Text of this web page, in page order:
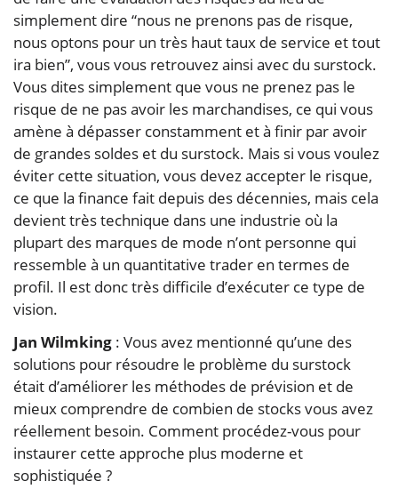
simplement dire “nous ne prenons pas de risque,
nous optons pour un très haut taux de service et tout
ira bien”, vous vous retrouvez ainsi avec du surstock.
Vous dites simplement que vous ne prenez pas le
risque de ne pas avoir les marchandises, ce qui vous
amène à dépasser constamment et à finir par avoir
de grandes soldes et du surstock. Mais si vous voulez
éviter cette situation, vous devez accepter le risque,
ce que la finance fait depuis des décennies, mais cela
devient très technique dans une industrie où la
plupart des marques de mode n’ont personne qui
ressemble à un quantitative trader en termes de
profil. Il est donc très difficile d’exécuter ce type de
vision.
Jan Wilmking : Vous avez mentionné qu’une des
solutions pour résoudre le problème du surstock
était d’améliorer les méthodes de prévision et de
mieux comprendre de combien de stocks vous avez
réellement besoin. Comment procédez-vous pour
instaurer cette approche plus moderne et
sophistiquée ?